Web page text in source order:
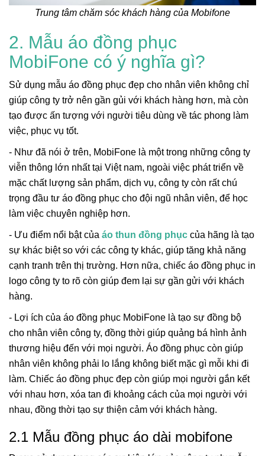
Trung tâm chăm sóc khách hàng của Mobifone
2. Mẫu áo đồng phục
MobiFone có ý nghĩa gì?
Sử dụng mẫu áo đồng phục đẹp cho nhân viên không chỉ
giúp công ty trở nên gần gủi với khách hàng hơn, mà còn
tạo được ấn tượng với người tiêu dùng về tác phong làm
việc, phục vụ tốt.
- Như đã nói ở trên, MobiFone là một trong những công ty
viễn thông lớn nhất tại Việt nam, ngoài việc phát triển về
mặc chất lượng sản phẩm, dịch vụ, công ty còn rất chú
trọng đầu tư áo đồng phục cho đội ngũ nhân viên, để học
làm việc chuyên nghiệp hơn.
- Ưu điểm nổi bật của áo thun đồng phục của hãng là tạo
sự khác biệt so với các công ty khác, giúp tăng khả năng
cạnh tranh trên thị trường. Hơn nữa, chiếc áo đồng phục in
logo công ty to rõ còn giúp đem lại sự gần gửi với khách
hàng.
- Lợi ích của áo đồng phục MobiFone là tạo sự đồng bộ
cho nhân viên công ty, đồng thời giúp quảng bá hình ảnh
thương hiệu đến với mọi người. Áo đồng phục còn giúp
nhân viên không phải lo lắng không biết mặc gì mỗi khi đi
làm. Chiếc áo đồng phục đẹp còn giúp mọi người gắn kết
với nhau hơn, xóa tan đi khoảng cách của mọi người với
nhau, đồng thời tạo sự thiện cảm với khách hàng.
2.1 Mẫu đồng phục áo dài mobifone